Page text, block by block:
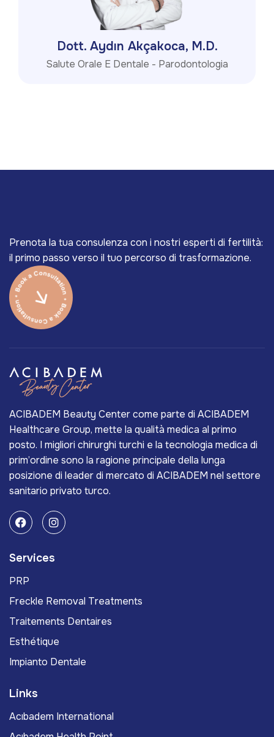
Dott. Aydın Akçakoca, M.D.
Salute Orale E Dentale - Parodontologia
Prenota la tua consulenza con i nostri esperti di fertilità:
il primo passo verso il tuo percorso di trasformazione.
ACIBADEM Beauty Center come parte di ACIBADEM
Healthcare Group, mette la qualità medica al primo
posto. I migliori chirurghi turchi e la tecnologia medica di
prim’ordine sono la ragione principale della lunga
posizione di leader di mercato di ACIBADEM nel settore
sanitario privato turco.
Services
PRP
Freckle Removal Treatments
Traitements Dentaires
Esthétique
Impianto Dentale
Links
Acıbadem International